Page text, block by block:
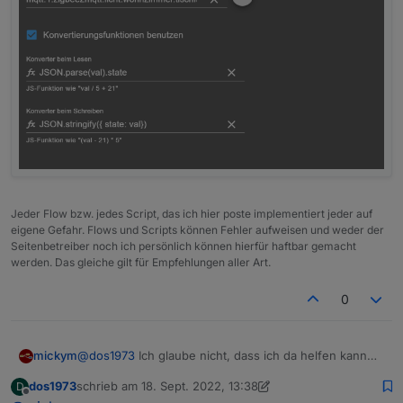
"update_available": false
Jeder Flow bzw. jedes Script, das ich hier poste implementiert jeder auf
eigene Gefahr. Flows und Scripts können Fehler aufweisen und weder der
Seitenbetreiber noch ich persönlich können hierfür haftbar gemacht
werden. Das gleiche gilt für Empfehlungen aller Art.
0
mickym@dos1973 Ich glaube nicht, dass ich da helfen kann
doch in deinem Alias bei Lesen auf den
Eigentlich und das betone ich ja auch immer wieder
D
Offline
dos1973schrieb am 18. Sept. 2022, 13:38
zuletzt editiert von dos1973